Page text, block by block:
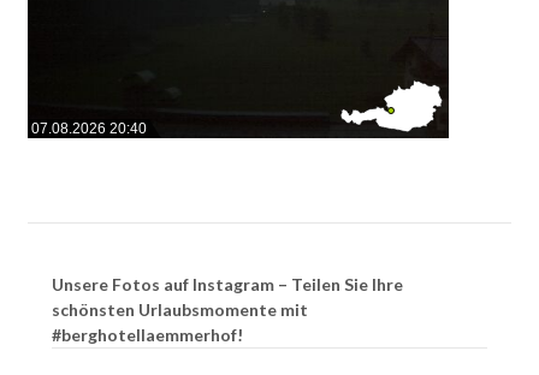
07.08.2026 20:40
Unsere Fotos auf Instagram – Teilen Sie Ihre
schönsten Urlaubsmomente mit
#berghotellaemmerhof!